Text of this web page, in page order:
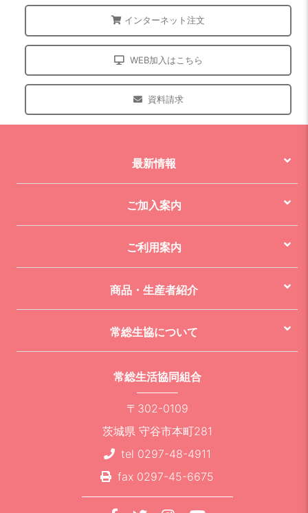
インターネット注文
WEB加入はこちら
資料請求
最新情報
ご加入案内
ご利用案内
商品・生産者紹介
常総生協について
常総生活協同組合
〒302-0109
茨城県 守谷市本町281
tel 0297-48-4911
fax 0297-45-6675